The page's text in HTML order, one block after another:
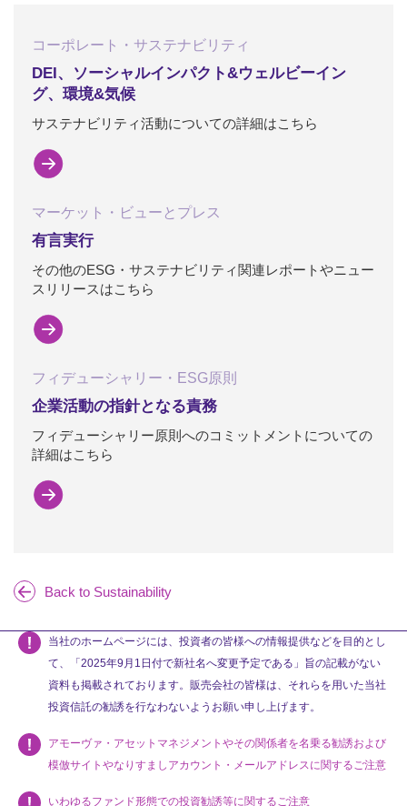
コーポレート・サステナビリティ
DEI、ソーシャルインパクト&ウェルビーイン
グ、環境&気候
サステナビリティ活動についての詳細はこちら
マーケット・ビューとプレス
有言実行
その他のESG・サステナビリティ関連レポートやニュー
スリリースはこちら
フィデューシャリー・ESG原則
企業活動の指針となる責務
フィデューシャリー原則へのコミットメントについての
詳細はこちら
Back to Sustainability
当社のホームページには、投資者の皆様への情報提供などを目的とし
て、「2025年9月1日付で新社名へ変更予定である」旨の記載がない
資料も掲載されております。販売会社の皆様は、それらを用いた当社
投資信託の勧誘を行なわないようお願い申し上げます。
アモーヴァ・アセットマネジメントやその関係者を名乗る勧誘および
模倣サイトやなりすましアカウント・メールアドレスに関するご注意
いわゆるファンド形態での投資勧誘等に関するご注意